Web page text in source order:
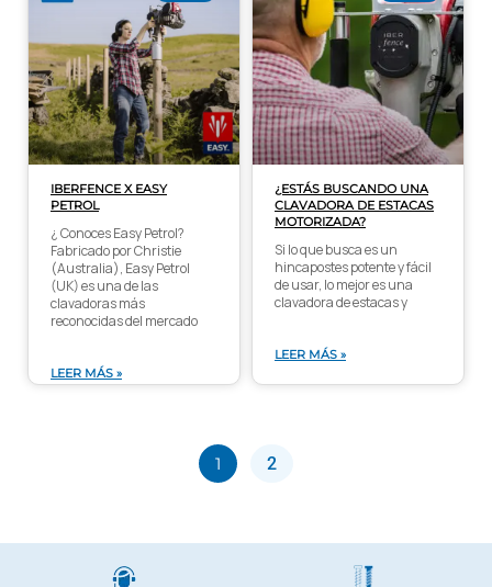
IBERFENCE X EASY
PETROL
¿ Conoces Easy Petrol?
Fabricado por Christie
(Australia), Easy Petrol
(UK) es una de las
clavadoras más
reconocidas del mercado
LEER MÁS »
¿ESTÁS BUSCANDO UNA
CLAVADORA DE ESTACAS
MOTORIZADA?
Si lo que busca es un
hincapostes potente y fácil
de usar, lo mejor es una
clavadora de estacas y
LEER MÁS »
1 2